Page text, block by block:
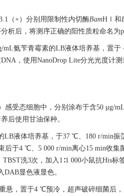
（+）分别用限制性内切酶BamHⅠ和
析后，将测序正确的阳性质粒命名为
氨苄青霉素的LB液体培养基，置于
，使用NanoDrop Lite分光光度计测
感受态细胞中，分别涂布于含50 µg/
后使用甘油保种。
LB液体培养基，于37 ℃、180 r/min振
于4 ℃、5 000 r/min离心15 min收集
洗3次，加入1∶1 000小鼠抗His
显色液显色。
悬，置于4 ℃预冷，超声破碎细菌后